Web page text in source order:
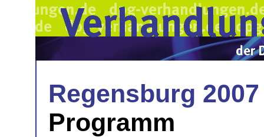
Regensburg 2007
Programm